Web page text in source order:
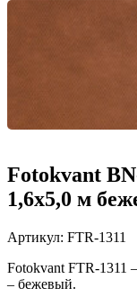
Fotokvant
1,6х5,0 м
Артикул: FTR-1311
Fotokvant FTR-1311
– бежевый.